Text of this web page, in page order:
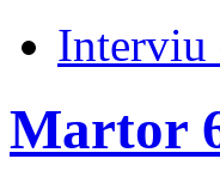
Interviu
Martor